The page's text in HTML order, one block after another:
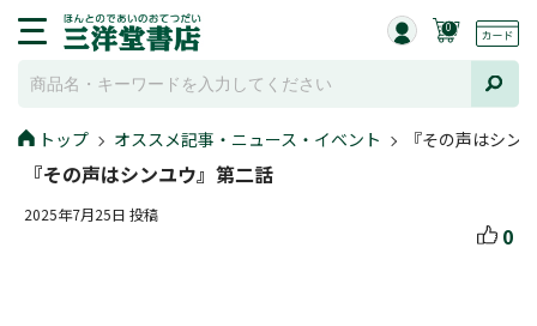
0
トップ オススメ記事・ニュース・イベント 『その声はシン
『その声はシンユウ』第二話
2025年7月25日 投稿
0